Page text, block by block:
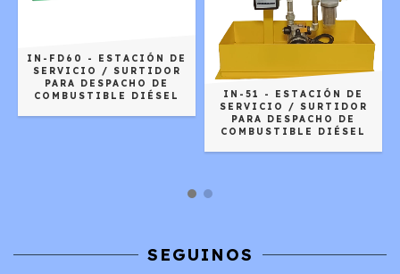
IN-FD60 - ESTACIÓN DE
SERVICIO / SURTIDOR
PARA DESPACHO DE
COMBUSTIBLE DIÉSEL
IN-51 - ESTACIÓN DE
SERVICIO / SURTIDOR
PARA DESPACHO DE
COMBUSTIBLE DIÉSEL
SEGUINOS